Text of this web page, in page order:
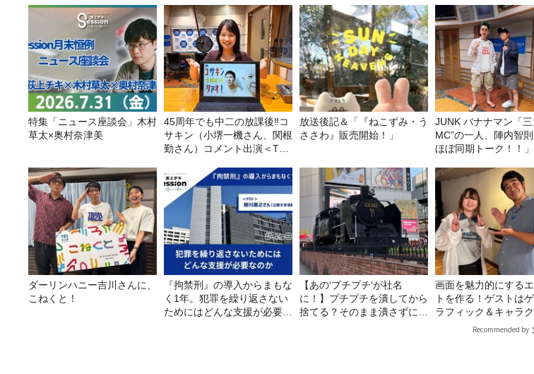
特集「ニュース座談会」木村
草太×奥村奈津美
45周年でも中二の放課後‼コ
サキン（小堺一機さん、関根
勤さん）コメント出演＜TBS
告＞
放送後記＆「『ねこずみ・う
ささわ』販売開始！」
JUNK バナナマン「三大“小
MC”の一人、陣内智
ほぼ同期トーク！！」
ダーリンハニー吉川さんに、
こねくと！
『拘禁刑』の導入からまもな
く1年。犯罪を繰り返さない
ためにはどんな支援が必要な
【あの‘プチプチ‘が社名
に！】プチプチを潰してから
捨てる？そのまま潰さずに捨
画面を魅力的にする
トを作る！ゲストは
ラフィック＆キャラク
攻の遠藤里桜さん！
Recommended by